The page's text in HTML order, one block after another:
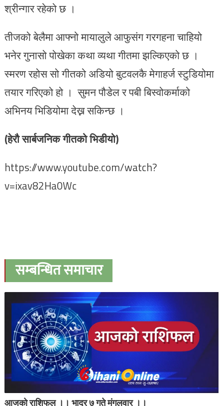
श्रीन्गार रहेको छ ।
तीजको बेलैमा आफ्नो मायालुले आफुसंग गरगहना चाहियो
भनेर गुनासो पोखेका कथा व्यथा गीतमा झल्किएको छ ।
स्मरण रहोस सो गीतको अडियो बुटवलकै मेगाहर्ज स्टुडियोमा
तयार गरिएको हो । सुमन पौडेल र पबी बिस्वोकर्माको
अभिनय भिडियोमा देख्न सकिन्छ ।
(हेरौ सार्बजनिक गीतको भिडीयो)
https://www.youtube.com/watch?
v=ixav82Ha0Wc
सम्बन्धित समाचार
आजको राशिफल ।। भाद्र ७ गते मंगलवार ।।